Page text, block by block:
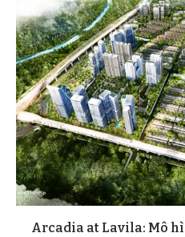
Arcadia at Lavila: Mô